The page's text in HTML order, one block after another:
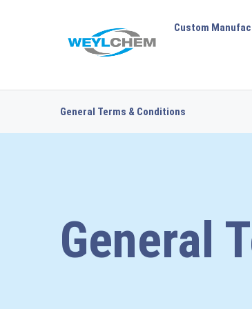
Custom
General Terms & Conditions
General